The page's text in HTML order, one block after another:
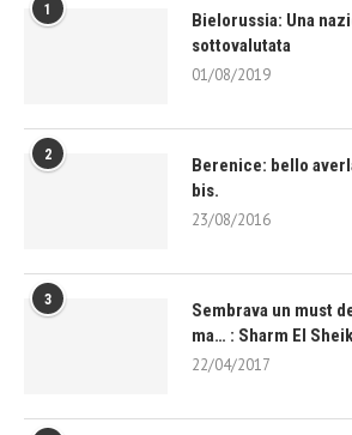
1
Bielorussia: Una
sottovalutata
01/08/2019
2
Berenice: bello
bis.
23/08/2016
3
Sembrava un must
ma… : Sharm El
22/04/2017